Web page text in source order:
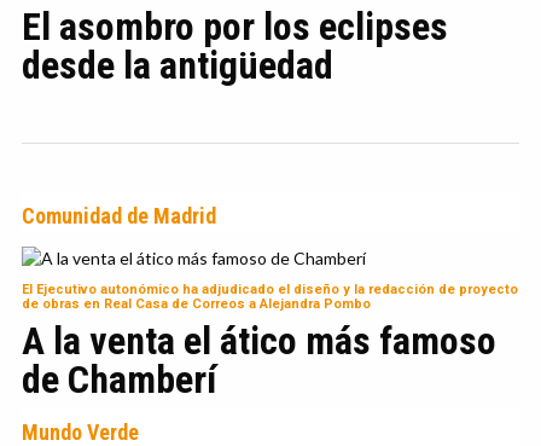
El asombro por los eclipses
desde la antigüedad
Comunidad de Madrid
El Ejecutivo autonómico ha adjudicado el diseño y la redacción de proyecto
de obras en Real Casa de Correos a Alejandra Pombo
A la venta el ático más famoso
de Chamberí
Mundo Verde